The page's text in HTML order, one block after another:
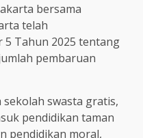
bersama
telah
5 Tahun 2025 tentang
pembaruan
swasta gratis,
pendidikan taman
pendidikan moral,